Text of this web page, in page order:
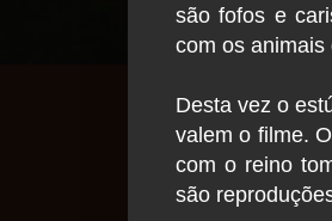
são fofos e
com os animais
Desta vez o
valem o filme.
com o reino
são